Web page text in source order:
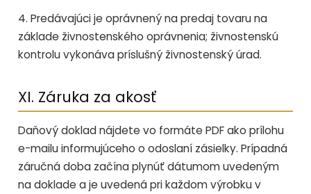
4. Predávajúci je oprávnený na predaj tovaru na
základe živnostenského oprávnenia; živnostenskú
kontrolu vykonáva príslušný živnostenský úrad.
XI. Záruka za akosť
Daňový doklad nájdete vo formáte PDF ako prílohu
e-mailu informujúceho o odoslaní zásielky. Prípadná
záručná doba začína plynúť dátumom uvedeným
na doklade a je uvedená pri každom výrobku v